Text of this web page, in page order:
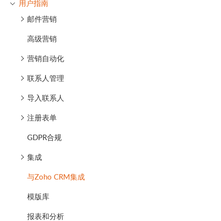
用户指南
邮件营销
高级营销
营销自动化
联系人管理
导入联系人
注册表单
GDPR合规
集成
与Zoho CRM集成
模版库
报表和分析